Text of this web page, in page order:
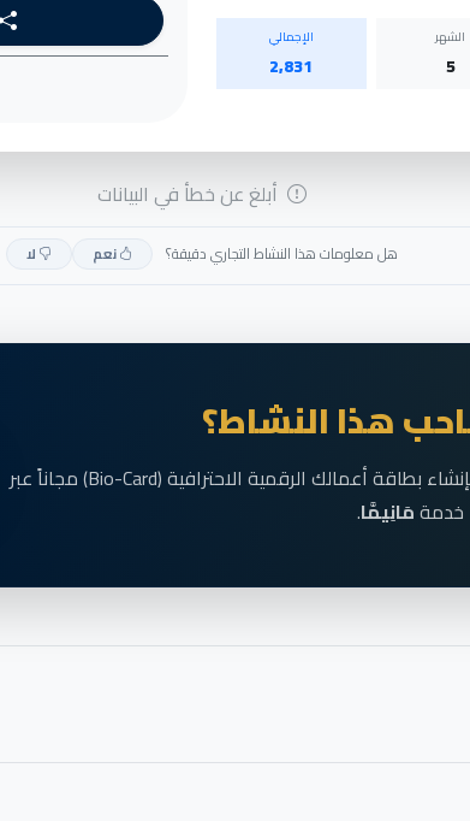
الشهر
5
الإجمالي
2,831
أبلغ عن خطأ في البيانات
هل معلومات هذا النشاط التجاري دقيقة؟ نعم لا
هذا النشاط؟
انضم الآن إلى رواد الأعمال في الناظور وقم بإنشاء بطاقة أعمالك الرقمية الاحترافية (Bio-Card) مجاناً عبر
خدمةمَانِيمَّا.